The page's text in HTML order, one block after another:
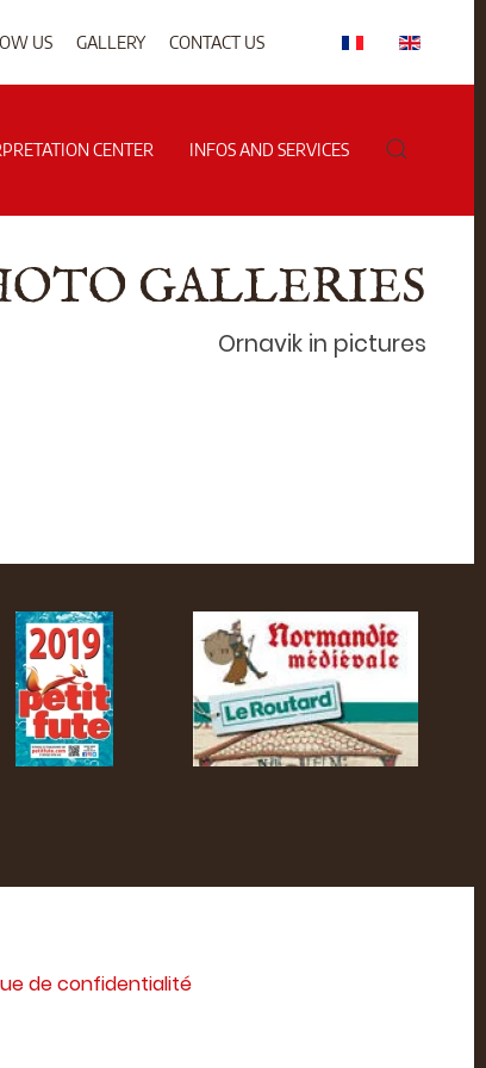
US GALLERY CONTACT US
CENTER INFOS AND SERVICES
GALLERIES
Ornavik in pictures
de confidentialité